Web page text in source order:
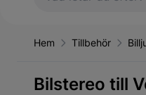
Hem Tillbehör
Bilstereo till